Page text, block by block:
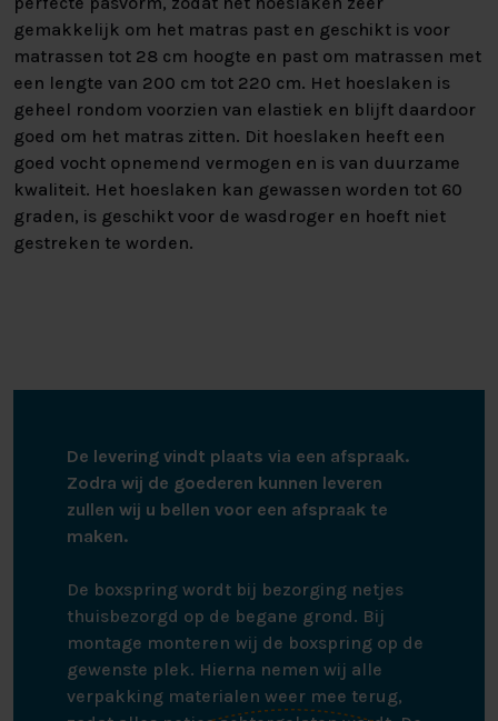
gemakkelijk om het matras past en geschikt is voor
matrassen tot 28 cm hoogte en past om matrassen met
een lengte van 200 cm tot 220 cm. Het hoeslaken is
geheel rondom voorzien van elastiek en blijft daardoor
goed om het matras zitten. Dit hoeslaken heeft een
goed vocht opnemend vermogen en is van duurzame
kwaliteit. Het hoeslaken kan gewassen worden tot 60
graden, is geschikt voor de wasdroger en hoeft niet
gestreken te worden.
De levering vindt plaats via een afspraak.
Zodra wij de goederen kunnen leveren
zullen wij u bellen voor een afspraak te
maken.
De boxspring wordt bij bezorging netjes
thuisbezorgd op de begane grond. Bij
montage monteren wij de boxspring op de
gewenste plek. Hierna nemen wij alle
verpakking materialen weer mee terug,